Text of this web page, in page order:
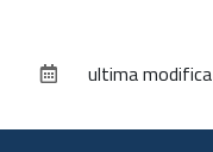
documentoultima modifica